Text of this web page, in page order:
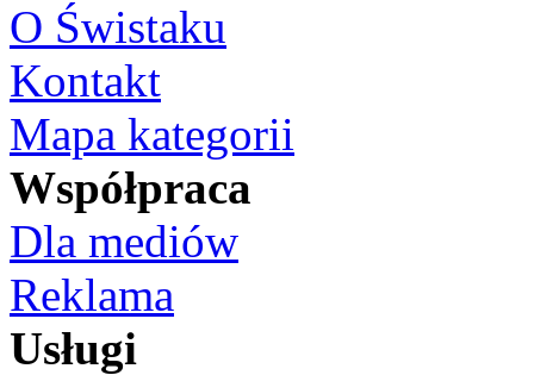
O Świstaku
Kontakt
Mapa kategorii
Współpraca
Dla mediów
Reklama
Usługi